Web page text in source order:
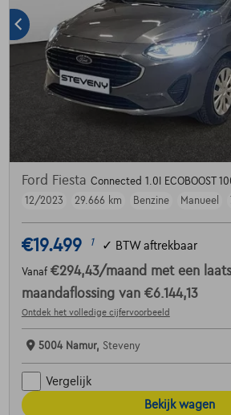
Ford Fiesta Connected 1.0I ECOBOOST
12/2023
29.666 km Benzine Manueel
€19.499 1 ✓ BTW aftrekbaar
Vanaf €294,43/maand met een
maandaflossing van €6.144,13
Ontdek het volledige cijfervoorbeeld
5004 Namur, Steveny
Vergelijk
Bekijk wagen